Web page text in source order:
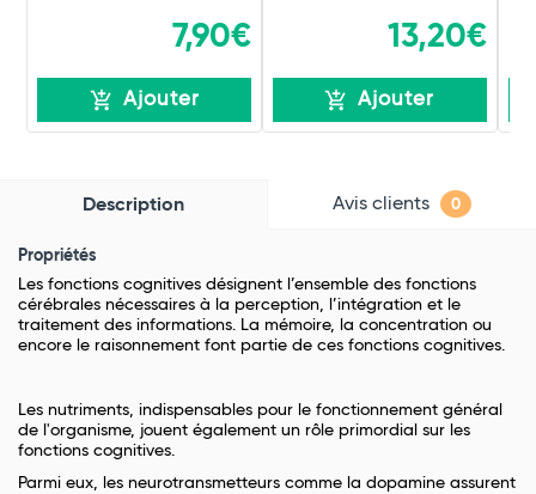
7,90€
Ajouter
13,20€
Ajouter
Description Avis clients 0
Propriétés
Les fonctions cognitives désignent l’ensemble des fonctions
cérébrales nécessaires à la perception, l’intégration et le
traitement des informations. La mémoire, la concentration ou
encore le raisonnement font partie de ces fonctions cognitives.
Les nutriments, indispensables pour le fonctionnement général
de l'organisme, jouent également un rôle primordial sur les
fonctions cognitives.
Parmi eux, les neurotransmetteurs comme la dopamine assurent